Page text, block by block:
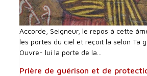
Accorde, Seigneur, le repos à cette
les portes du ciel et reçoit la selon Ta
Ouvre- lui la porte de la...
Prière de guérison et de